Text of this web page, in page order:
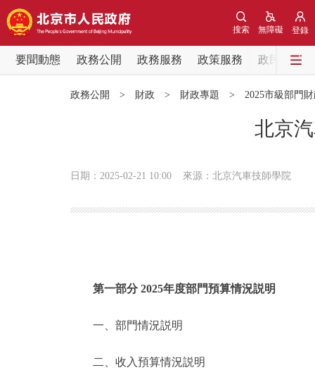
登錄
無障礙
搜索
要聞動態 政務公開 政務服務 政策服務
政民互動
政務公開 > 財政 > 財政專題 > 2025市級部門
北京
日期：2025-02-21 10:00 來源：北京汽車技師學院
第一部分 2025年度部門預算情況説明
一、部門情況説明
二、收入預算情況説明